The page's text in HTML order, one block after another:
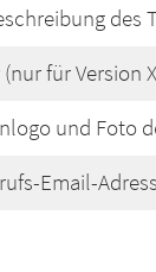
des
für Version
und Foto
Email-